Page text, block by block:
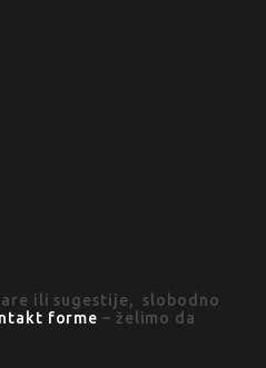
ili sugestije, slobodno
forme – želimo da